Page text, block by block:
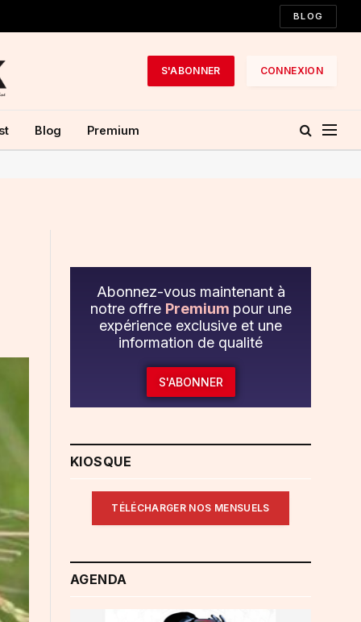
BLOG
S'ABONNER CONNEXION
Blog Premium
Abonnez-vous maintenant à
notre offre Premium pour une
expérience exclusive et une
information de qualité
S'ABONNER
KIOSQUE
TÉLÉCHARGER NOS MENSUELS
AGENDA